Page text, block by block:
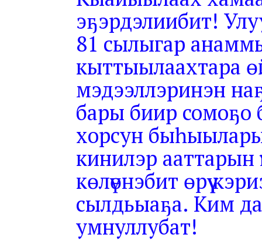
эҕэрдэлиибит!
81 сылыгар
кыттыылаахтара
мэдээллэринэн
бары биир сомоҕо
хорсун
кинилэр ааттарын
көлүөнэбит өрүү
сылдьыаҕа. Ким
умнуллубат!